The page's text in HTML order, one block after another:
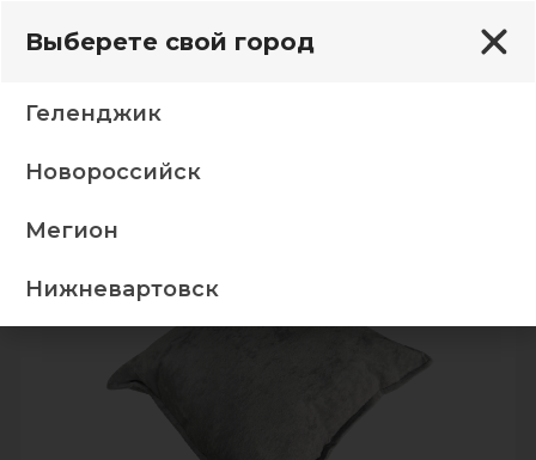
40*40*15 Подушка Сенатор 03 Панда серый
Выберете свой город
Геленджик
Новороссийск
Мегион
Нижневартовск